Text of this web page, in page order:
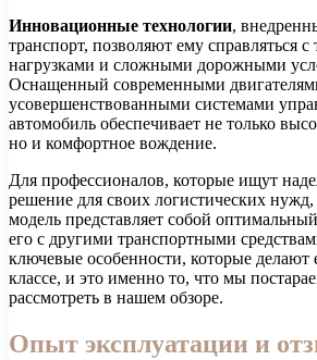
Инновационные технологии,
транспорт, позволяют ему справляться
нагрузками и сложными дорожными
Оснащенный современными
усовершенствованными системами
автомобиль обеспечивает не только
но и комфортное вождение.
Для профессионалов, которые ищут
решение для своих логистических нужд,
модель представляет собой
его с другими транспортными
ключевые особенности, которые делают
классе, и это именно то, что мы
рассмотреть в нашем обзоре.
Опыт эксплуатации и